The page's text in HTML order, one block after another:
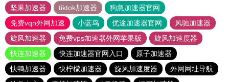
坚果加速器
tiktok加速器
狗急加速器官网
免费vqn外网加速
小蓝鸟 优途加速器官网
风驰加速器
旋风加速器
免费vps加速器外网苹果版
旋风加速度器
快连加速器
快连加速器官网入口
原子加速器
快鸭加速器
快柠檬加速器 旋风加速度器
外网网址导航